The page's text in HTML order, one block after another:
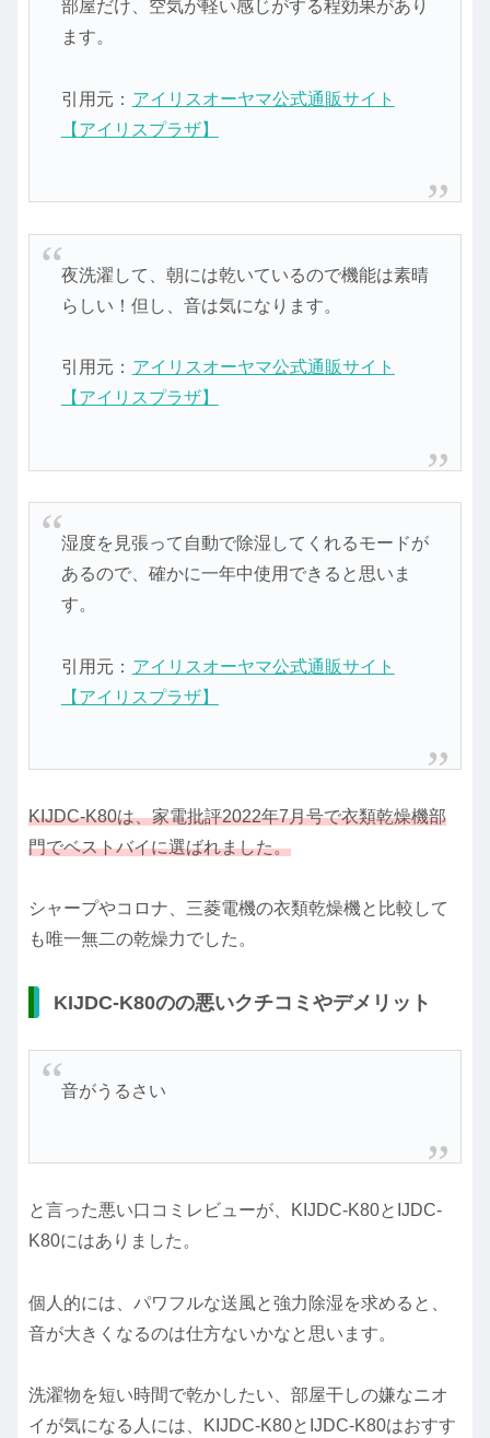
部屋だけ、空気が軽い感じがする程効果があり
ます。
引用元： アイリスオーヤマ公式通販サイト
【アイリスプラザ】
夜洗濯して、朝には乾いているので機能は素晴
らしい！但し、音は気になります。
引用元： アイリスオーヤマ公式通販サイト
【アイリスプラザ】
湿度を見張って自動で除湿してくれるモードが
あるので、確かに一年中使用できると思いま
す。
引用元： アイリスオーヤマ公式通販サイト
【アイリスプラザ】
KIJDC-K80は、家電批評2022年7月号で衣類乾燥機部
門でベストバイに選ばれました。
シャープやコロナ、三菱電機の衣類乾燥機と比較して
も唯一無二の乾燥力でした。
KIJDC-K80のの悪いクチコミやデメリット
音がうるさい
と言った悪い口コミレビューが、KIJDC-K80とIJDC-
K80にはありました。
個人的には、パワフルな送風と強力除湿を求めると、
音が大きくなるのは仕方ないかなと思います。
洗濯物を短い時間で乾かしたい、部屋干しの嫌なニオ
イが気になる人には、KIJDC-K80とIJDC-K80はおすす